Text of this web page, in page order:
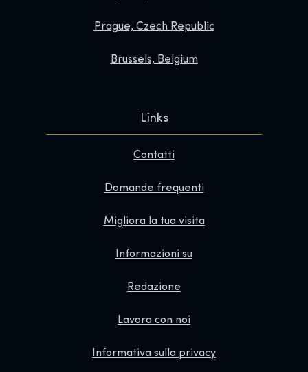
Prague, Czech Republic
Brussels, Belgium
Links
Contatti
Domande frequenti
Migliora la tua visita
Informazioni su
Redazione
Lavora con noi
Informativa sulla privacy